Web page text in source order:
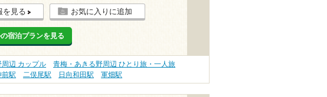
を見る お気に入りに追加
宿泊プランを見る
辺 カップル
青梅・あきる野周辺 ひとり旅・一人旅
前駅 二俣尾駅 日向和田駅 軍畑駅